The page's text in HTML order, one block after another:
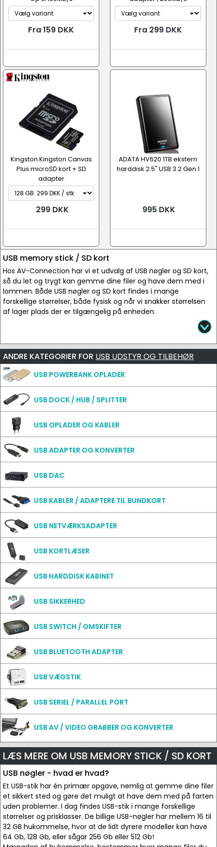
Fra 159 DKK Fra 299 DKK
Kingston Kingston Canvas
Plus microSD kort + SD
adapter
299 DKK
ADATA HV620 1TB ekstern
harddisk 2.5" USB 3.2 Gen 1
995 DKK
USB memory stick / SD kort
Hos AV-Connection har vi et udvalg af USB nøgler og SD kort,
så du let og trygt kan gemme dine filer og have dem med i
lommen. Både USB nøgler og SD kort findes i mange
forskellige størrelser, både fysisk og når vi snakker størrelsen
af lager plads der er tilgængelig på enheden.
ANDRE KATEGORIER FOR USB UDSTYR OG TILBEHØR
USB POWERBANK OPLADER
USB DOCK / HUB / SPLITTER
USB OPLADER OG KABLER
USB ADAPTER OG KONVERTER
USB DAC
USB KABLER / ADAPTERE TIL BUNDKORT
USB NETVÆRKSADAPTER
USB KORTLÆSER
USB HARDDISK KABINET
USB SIKKERHED
USB SWITCH / OMSKIFTER
USB BLUETOOTH ADAPTER
USB VÆGSTIK
USB SERIEL / PARALLEL PORT
USB AV / VIDEO GRABBER OG KONVERTER
LÆS MERE OM USB MEMORY STICK / SD KORT
USB nøgler - hvad er hvad?
Et USB-stik har én primær opgave, nemlig at gemme dine filer
et sikkert sted og gøre det muligt at have dem med på farten
uden problemer. I dag findes USB-stik i mange forskellige
størrelser og prisklasser. De billige USB-nøgler har mellem 16 til
32 GB hukommelse, hvor at de lidt dyrere modeller kan have
64 Gb, 128 Gb, eller sågar 256 Gb eller 512 Gb!